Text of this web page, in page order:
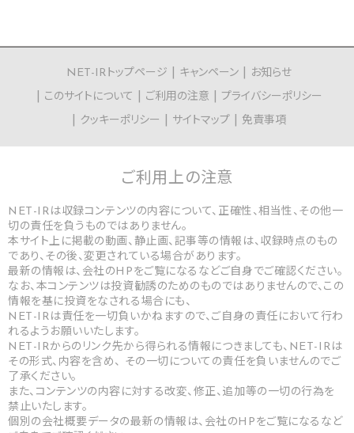
NET-IRトップページ キャンペーン
お知らせ
このサイトについて
ご利用の注意
プライバシーポリシー
クッキーポリシー
サイトマップ 免責事項
ご利用上の注意
NET-IRは収録コンテンツの内容について、正確性、相当性、その他一
切の責任を負うものではありません。
本サイト上に掲載の動画、静止画、記事等の情報は、収録時点のもの
であり、その後、変更されている場合があります。
最新の情報は、会社のHPをご覧になるなどご自身でご確認ください。
なお、本コンテンツは投資勧誘のためのものではありませんので、この
情報を基に投資をなされる場合にも、
NET-IRは責任を一切負いかねますので、ご自身の責任において行わ
れるようお願いいたします。
NET-IRからのリンク先から得られる情報につきましても、NET-IRは
その形式、内容を含め、 その一切についての責任を負いませんのでご
了承ください。
また、コンテンツの内容に対する改変、修正、追加等の一切の行為を
禁止いたします。
個別の会社概要データの最新の情報は、会社のHPをご覧になるなど